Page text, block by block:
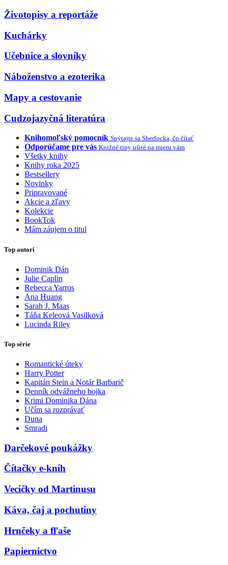
Životopisy a reportáže
Kuchárky
Učebnice a slovníky
Náboženstvo a ezoterika
Mapy a cestovanie
Cudzojazyčná literatúra
Knihomoľský pomocník Spýtajte sa Sherlocka, čo čítať
Odporúčame pre vás Knižné tipy ušité na mieru vám
Všetky knihy
Knihy roka 2025
Bestsellery
Novinky
Pripravované
Akcie a zľavy
Kolekcie
BookTok
Mám záujem o titul
Top autori
Dominik Dán
Julie Caplin
Rebecca Yarros
Ana Huang
Sarah J. Maas
Táňa Keleová Vasilková
Lucinda Riley
Top série
Romantické úteky
Harry Potter
Kapitán Stein a Notár Barbarič
Denník odvážneho bojka
Krimi Dominika Dána
Učím sa rozprávať
Duna
Smradi
Darčekové poukážky
Čítačky e-kníh
Vecičky od Martinusu
Káva, čaj a pochutiny
Hrnčeky a fľaše
Papiernictvo